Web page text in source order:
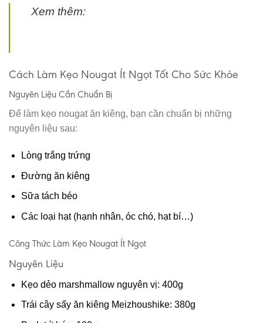
Xem thêm:
Cách Làm Kẹo Nougat Ít Ngọt Tốt Cho Sức Khỏe
Nguyên Liệu Cần Chuẩn Bị
Để làm kẹo nougat ăn kiêng, bạn cần chuẩn bị những
nguyên liệu sau:
Lòng trắng trứng
Đường ăn kiêng
Sữa tách béo
Các loại hạt (hạnh nhân, óc chó, hạt bí…)
Công Thức Làm Kẹo Nougat Ít Ngọt
Nguyên Liệu
Kẹo dẻo marshmallow nguyên vị: 400g
Trái cây sấy ăn kiêng Meizhoushike: 380g